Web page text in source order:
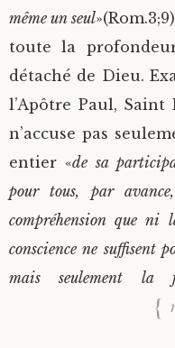
même un seul
toute la
détaché de Dieu.
l’Apôtre Paul,
n’accuse pas
entier «de sa
pour tous, par
compréhension que
conscience ne suffisent
mais seulement la